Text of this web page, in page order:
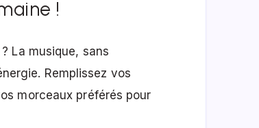
!
La musique, sans
Remplissez vos
morceaux préférés pour